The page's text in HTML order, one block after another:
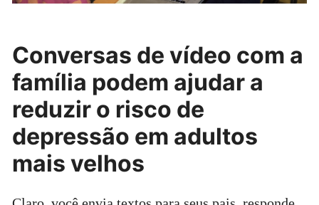
Conversas de vídeo com a
família podem ajudar a
reduzir o risco de
depressão em adultos
mais velhos